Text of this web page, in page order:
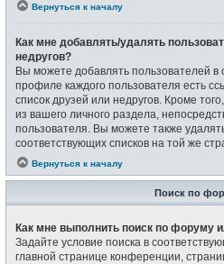
Вернуться к началу
Как мне добавлять/удалять
недругов?
Вы можете добавлять пользователей в
профиле каждого пользователя есть
список друзей или недругов. Кроме
из вашего личного раздела,
пользователя. Вы можете также
соответствующих списков на той же
Вернуться к началу
Поиск по
Как мне выполнить поиск по форуму
Задайте условие поиска в
главной странице конференции,